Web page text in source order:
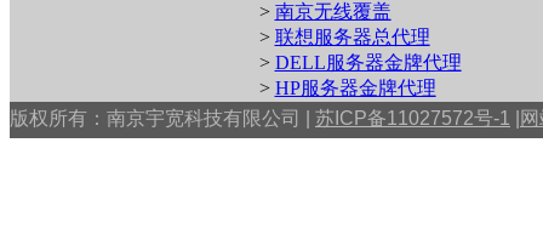
> 南京无线覆盖
> 联想服务器总代理
> DELL服务器金牌代理
> HP服务器金牌代理
版权所有：南京宇宽科技有限公司 | 苏ICP备11027572号-1